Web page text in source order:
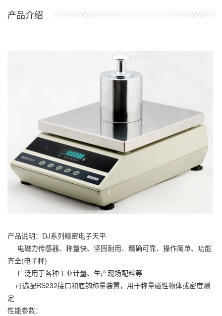
产品介绍
产品说明：DJ系列精密电子天平
电磁力传感器、称量快、坚固耐用、精确可靠、操作简单、功能
齐全(电子秤)
广泛用于各种工业计量、生产现场配料等
可选配RS232接口和底钩称量装置，用于称量磁性物体或密度测
定
性能参数：